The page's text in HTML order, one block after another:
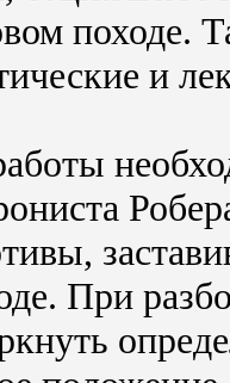
походе.
и
При